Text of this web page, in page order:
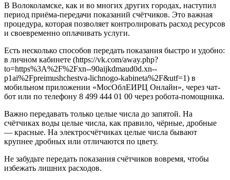
В Волоколамске, как и во многих других городах, наступил
период приёма-передачи показаний счётчиков. Это важная
процедура, которая позволяет контролировать расход ресурсов
и своевременно оплачивать услуги.
Есть несколько способов передать показания быстро и удобно:
в личном кабинете (https://vk.com/away.php?
to=https%3A%2F%2Fxn--90aijkdmaud0d.xn--
p1ai%2Fpreimushchestva-lichnogo-kabineta%2F&utf=1) в
мобильном приложении «МосОблЕИРЦ Онлайн», через чат-
бот или по телефону 8 499 444 01 00 через робота-помощника.
Важно передавать только целые числа до запятой. На
счётчиках воды целые числа, как правило, чёрные, дробные
— красные. На электросчётчиках целые числа бывают
крупнее дробных или отличаются по цвету.
Не забудьте передать показания счётчиков вовремя, чтобы
избежать лишних расходов.